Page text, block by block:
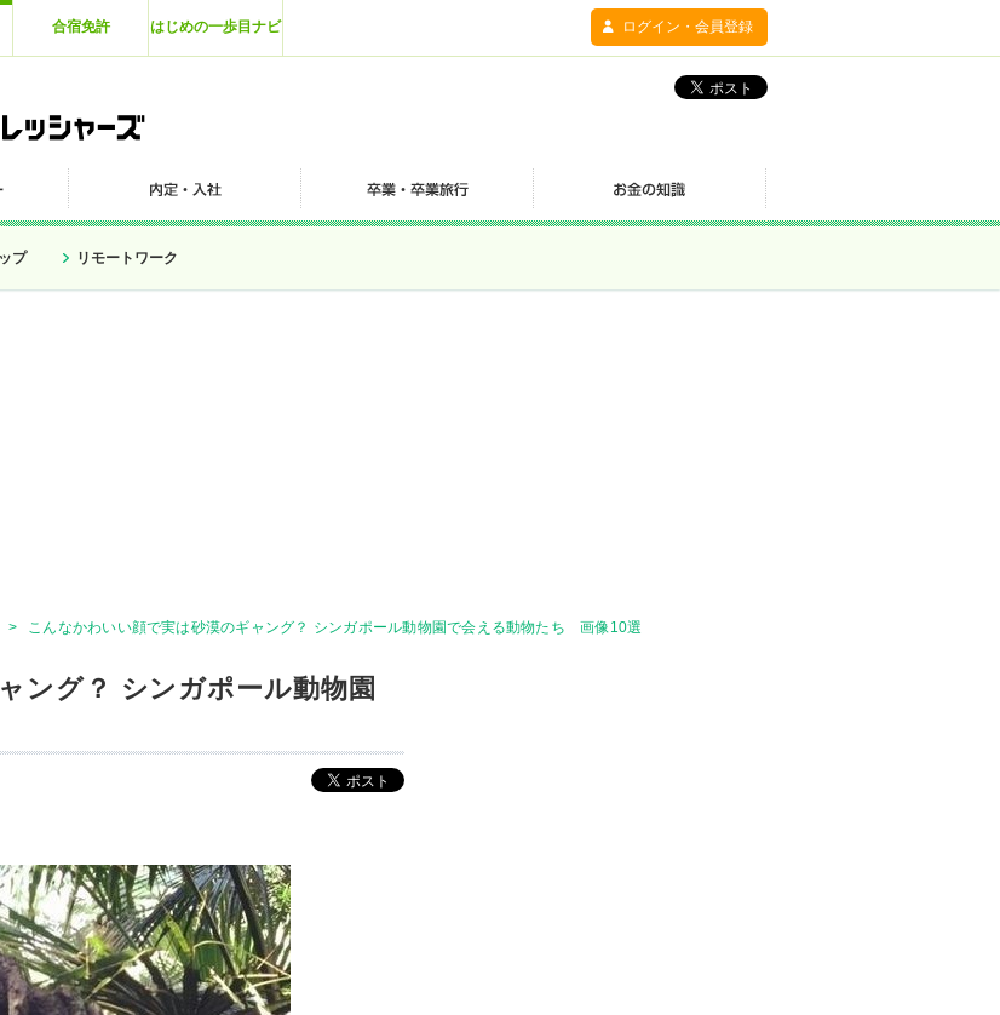
合宿免許 はじめの一歩目ナビ ログイン・会員登録
プ リモートワーク
> こんなかわいい顔で実は砂漠のギャング？ シンガポール動物園で会える動物たち 画像10選
ング？ シンガポール動物園